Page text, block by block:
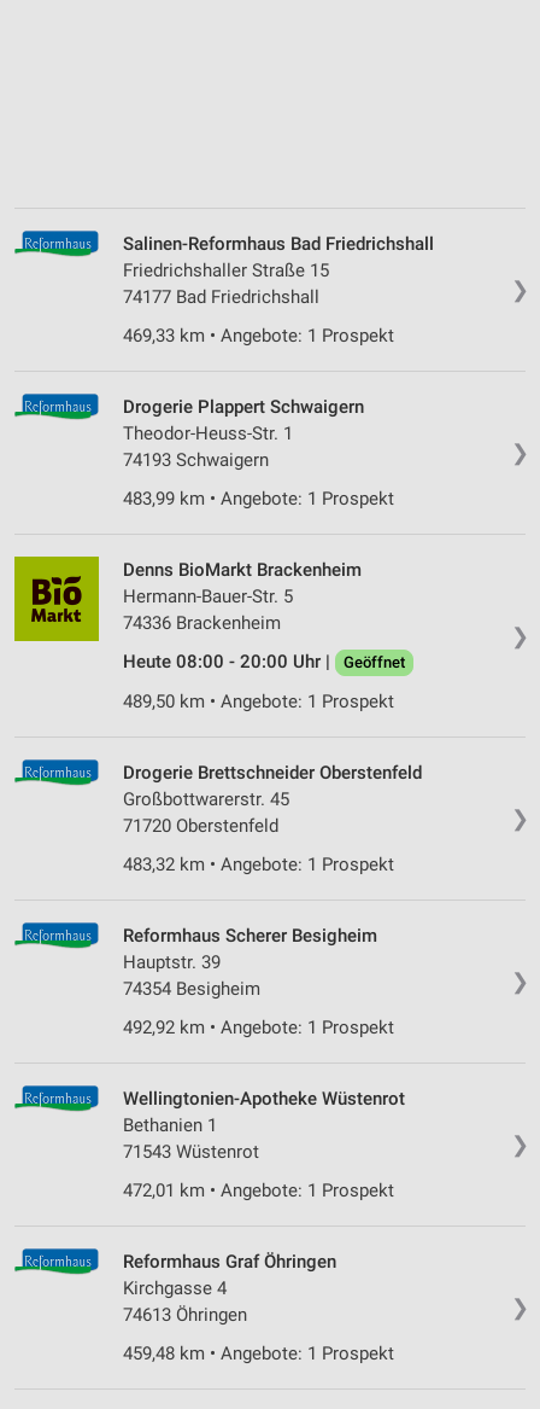
❯
Salinen-Reformhaus Bad Friedrichshall
Friedrichshaller Straße 15
74177 Bad Friedrichshall
469,33 km • Angebote: 1 Prospekt
❯
Drogerie Plappert Schwaigern
Theodor-Heuss-Str. 1
74193 Schwaigern
483,99 km • Angebote: 1 Prospekt
❯
Denns BioMarkt Brackenheim
Hermann-Bauer-Str. 5
74336 Brackenheim
Heute 08:00 - 20:00 Uhr |
Geöffnet
489,50 km • Angebote: 1 Prospekt
❯
Drogerie Brettschneider Oberstenfeld
Großbottwarerstr. 45
71720 Oberstenfeld
483,32 km • Angebote: 1 Prospekt
❯
Reformhaus Scherer Besigheim
Hauptstr. 39
74354 Besigheim
492,92 km • Angebote: 1 Prospekt
❯
Wellingtonien-Apotheke Wüstenrot
Bethanien 1
71543 Wüstenrot
472,01 km • Angebote: 1 Prospekt
❯
Reformhaus Graf Öhringen
Kirchgasse 4
74613 Öhringen
459,48 km • Angebote: 1 Prospekt